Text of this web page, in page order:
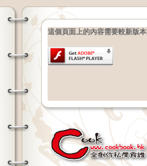
這個頁面上的內容需要較新版